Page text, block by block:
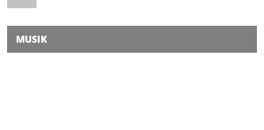
MUSIK